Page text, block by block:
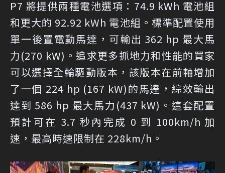
P7 將提供兩種電池選項：74.9 kWh 電池組
和更大的 92.92 kWh 電池組。標準配置使用
單一後置電動馬達，可輸出 362 hp 最大馬
力(270 kW)。追求更多抓地力和性能的買家
可以選擇全輪驅動版本，該版本在前軸增加
了一個 224 hp (167 kW)的馬達，綜效輸出
達到 586 hp 最大馬力(437 kW)。這套配置
預計可在 3.7 秒內完成 0 到 100km/h 加
速，最高時速限制在 228km/h。